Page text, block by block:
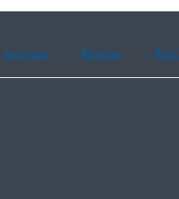
Asistans Korean